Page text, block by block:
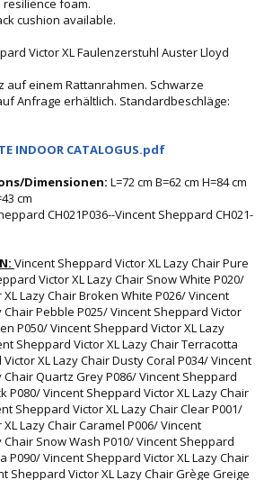
resilience foam.
cushion available.
Victor XL Faulenzerstuhl Auster Lloyd
auf einem Rattanrahmen. Schwarze
Anfrage erhältlich. Standardbeschläge:
INDOOR CATALOGUS.pdf
Dimensionen: L=72 cm B=62 cm H=84 cm
cm
CH021P036--Vincent Sheppard CH021-
Vincent Sheppard Victor XL Lazy Chair Pure
Victor XL Lazy Chair Snow White P020/
Lazy Chair Broken White P026/ Vincent
Chair Pebble P025/ Vincent Sheppard Victor
P050/ Vincent Sheppard Victor XL Lazy
Sheppard Victor XL Lazy Chair Terracotta
XL Lazy Chair Dusty Coral P034/ Vincent
Chair Quartz Grey P086/ Vincent Sheppard
P080/ Vincent Sheppard Victor XL Lazy Chair
Sheppard Victor XL Lazy Chair Clear P001/
Lazy Chair Caramel P006/ Vincent
Chair Snow Wash P010/ Vincent Sheppard
P090/ Vincent Sheppard Victor XL Lazy Chair
Sheppard Victor XL Lazy Chair Grège Greige